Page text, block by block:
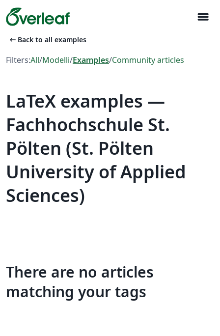
menu
arrow_left_alt Back to all examples
Filters:All/Modelli/Examples/Community articles
LaTeX examples —
Fachhochschule St.
Pölten (St. Pölten
University of Applied
Sciences)
There are no articles
matching your tags